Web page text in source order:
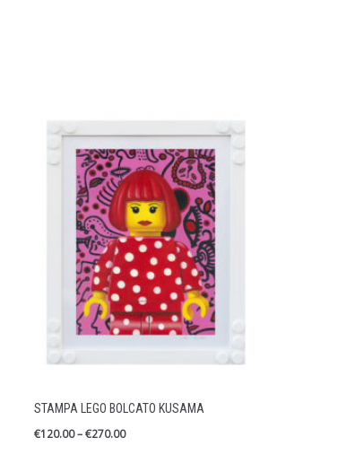
STAMPA LEGO BOLCATO KUSAMA
€120.00–€270.00